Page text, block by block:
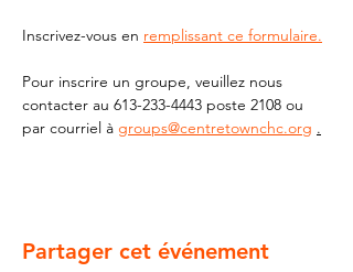
Inscrivez-vous en remplissant ce formulaire.
Pour inscrire un groupe, veuillez nous
contacter au 613-233-4443 poste 2108 ou
par courriel à groups@centretownchc.org .
Partager cet événement